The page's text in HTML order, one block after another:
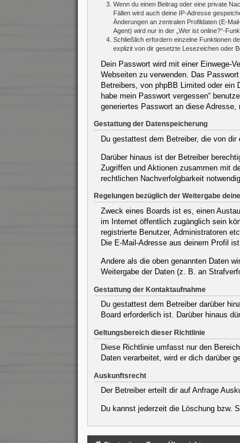
Wenn du einen Beitrag oder eine private
Fällen wird auch deine IP-Adresse
Änderungen an zentralen Profildaten (E-
Agent) wird nur in der „Wer ist online?“-
Schließlich erfordern einzelne Funktionen
explizit von dir gesetzte Lesezeichen oder
Dein Passwort wird mit einer Einwege-
Webseiten zu verwenden. Das
Betreibers, von phpBB Limited oder
habe mein Passwort vergessen“
generiertes Passwort an diese
Gestattung der Datenspeicherung
Du gestattest dem Betreiber, die von
Darüber hinaus ist der Betreiber
Zugriffen und Aktionen zusammen mit
rechtlichen Nachverfolgbarkeit
Regelungen bezüglich der Weitergabe
Zweck eines Boards ist es, einen
im Internet öffentlich zugänglich sein
registrierte Benutzer, Administratoren
Die E-Mail-Adresse aus deinem Profil
Andere als die oben genannten Daten
Weitergabe der Daten (z. B. an
Gestattung der Kontaktaufnahme
Du gestattest dem Betreiber darüber
Board erforderlich ist. Darüber hinaus
Geltungsbereich dieser Richtlinie
Diese Richtlinie umfasst nur den
Daten verarbeitet, wird er dich darüber
Auskunftsrecht
Der Betreiber erteilt dir auf Anfrage
Du kannst jederzeit die Löschung bzw.